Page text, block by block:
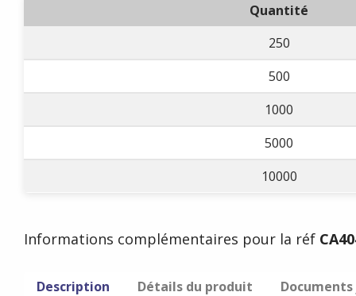
Quantité
250
500
1000
5000
10000
Informations complémentaires pour la réf
Description Détails du produit